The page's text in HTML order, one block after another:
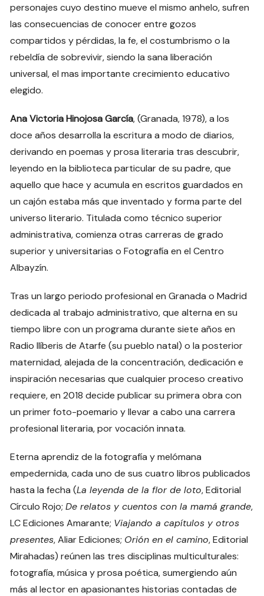
personajes cuyo destino mueve el mismo anhelo, sufren
las consecuencias de conocer entre gozos
compartidos y pérdidas, la fe, el costumbrismo o la
rebeldía de sobrevivir, siendo la sana liberación
universal, el mas importante crecimiento educativo
elegido.
Ana Victoria Hinojosa García, (Granada, 1978), a los
doce años desarrolla la escritura a modo de diarios,
derivando en poemas y prosa literaria tras descubrir,
leyendo en la biblioteca particular de su padre, que
aquello que hace y acumula en escritos guardados en
un cajón estaba más que inventado y forma parte del
universo literario. Titulada como técnico superior
administrativa, comienza otras carreras de grado
superior y universitarias o Fotografía en el Centro
Albayzín.
Tras un largo periodo profesional en Granada o Madrid
dedicada al trabajo administrativo, que alterna en su
tiempo libre con un programa durante siete años en
Radio Ilíberis de Atarfe (su pueblo natal) o la posterior
maternidad, alejada de la concentración, dedicación e
inspiración necesarias que cualquier proceso creativo
requiere, en 2018 decide publicar su primera obra con
un primer foto-poemario y llevar a cabo una carrera
profesional literaria, por vocación innata.
Eterna aprendiz de la fotografía y melómana
empedernida, cada uno de sus cuatro libros publicados
hasta la fecha (La leyenda de la flor de loto, Editorial
Círculo Rojo;De relatos y cuentos con la mamá grande,
LC Ediciones Amarante; Viajando a capítulos y otros
presentes, Aliar Ediciones; Orión en el camino, Editorial
Mirahadas) reúnen las tres disciplinas multiculturales:
fotografía, música y prosa poética, sumergiendo aún
más al lector en apasionantes historias contadas de